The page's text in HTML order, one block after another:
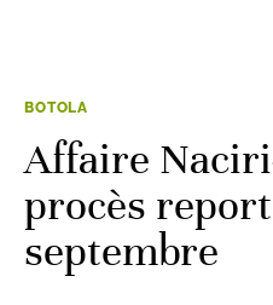
BOTOLA
Affaire
procès
septembre